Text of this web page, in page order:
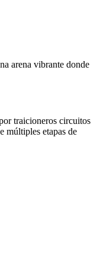
arena vibrante donde
traicioneros circuitos
múltiples etapas de